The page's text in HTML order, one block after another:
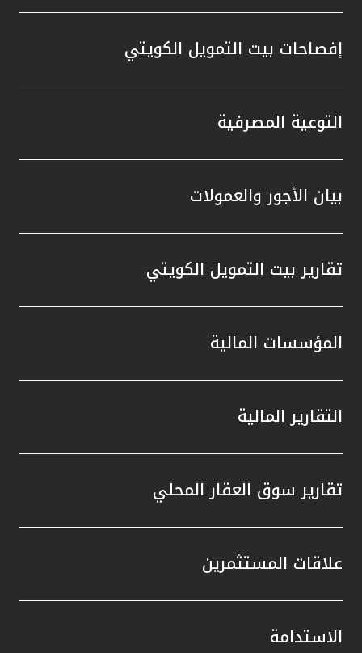
إفصاحات بيت التمويل الكويتي
التوعية المصرفية
بيان الأجور والعمولات
تقارير بيت التمويل الكويتي
المؤسسات المالية
التقارير المالية
تقارير سوق العقار المحلي
علاقات المستثمرين
الاستدامة